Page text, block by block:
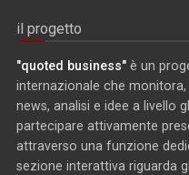
il progetto
"quoted business" è un
internazionale che
news, analisi e idee a livello
partecipare attivamente
attraverso una funzione
sezione interattiva riguarda